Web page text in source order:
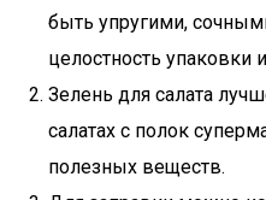
быть упругими,
целостность упаковки
Зелень для салата
салатах с полок
полезных веществ.